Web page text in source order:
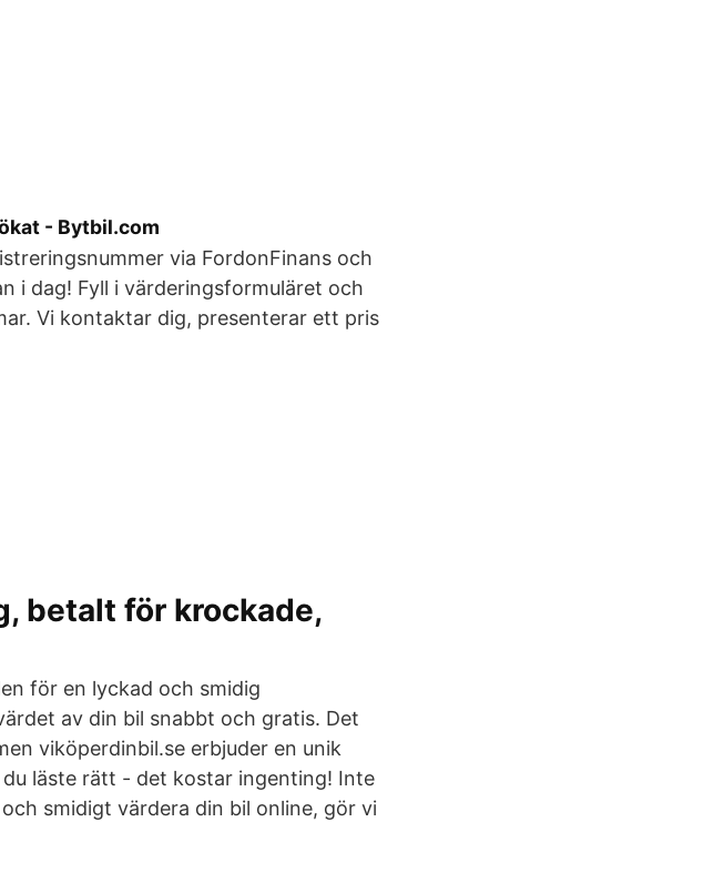
- Bytbil.com
via FordonFinans och
i dag! Fyll i värderingsformuläret och
Vi kontaktar dig, presenterar ett pris
betalt för krockade,
för en lyckad och smidig
av din bil snabbt och gratis. Det
viköperdinbil.se erbjuder en unik
läste rätt - det kostar ingenting! Inte
smidigt värdera din bil online, gör vi